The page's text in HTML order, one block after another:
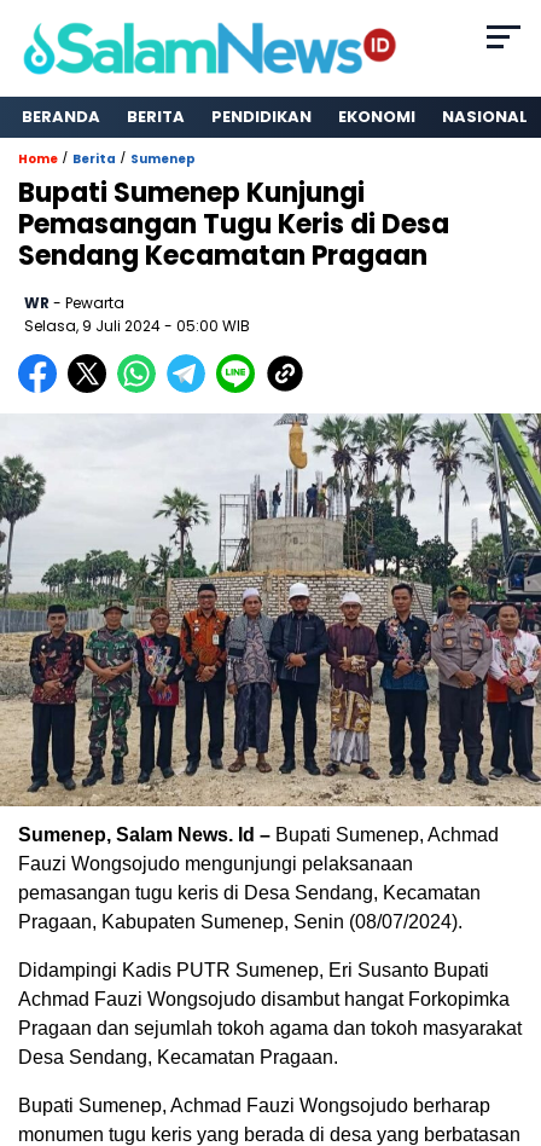
BERANDA BERITA PENDIDIKAN EKONOMI NASIONAL
Home / Berita / Sumenep
Bupati Sumenep Kunjungi
Pemasangan Tugu Keris di Desa
Sendang Kecamatan Pragaan
WR - Pewarta
Selasa, 9 Juli 2024- 05:00 WIB
Sumenep, Salam News. Id – Bupati Sumenep, Achmad
Fauzi Wongsojudo mengunjungi pelaksanaan
pemasangan tugu keris di Desa Sendang, Kecamatan
Pragaan, Kabupaten Sumenep, Senin (08/07/2024).
Didampingi Kadis PUTR Sumenep, Eri Susanto Bupati
Achmad Fauzi Wongsojudo disambut hangat Forkopimka
Pragaan dan sejumlah tokoh agama dan tokoh masyarakat
Desa Sendang, Kecamatan Pragaan.
Bupati Sumenep, Achmad Fauzi Wongsojudo berharap
monumen tugu keris yang berada di desa yang berbatasan